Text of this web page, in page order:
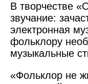
В творчестве
звучание:
электронная
фольклору
музыкальные
«Фольклор не